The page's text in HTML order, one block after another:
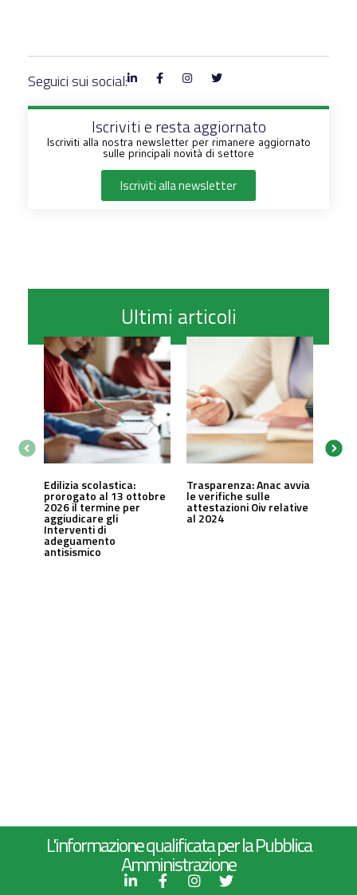
Seguici sui social:
Iscriviti e resta aggiornato
Iscriviti alla nostra newsletter per rimanere aggiornato
sulle principali novità di settore
Iscriviti alla newsletter
Ultimi articoli
Edilizia scolastica:
prorogato al 13 ottobre
2026 il termine per
aggiudicare gli
Interventi di
adeguamento
antisismico
Trasparenza: Anac avvia
le verifiche sulle
attestazioni Oiv relative
al 2024
L'informazione qualificata per la Pubblica
Amministrazione